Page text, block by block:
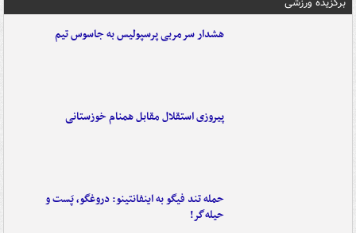
هشدار سرمربی پرسپولیس به جاسوس تیم
پیروزی استقلال مقابل همنام خوزستانی
حمله تند فیگو به اینفانتینو: دروغگو، پَست‌ و
حیله‌گر!